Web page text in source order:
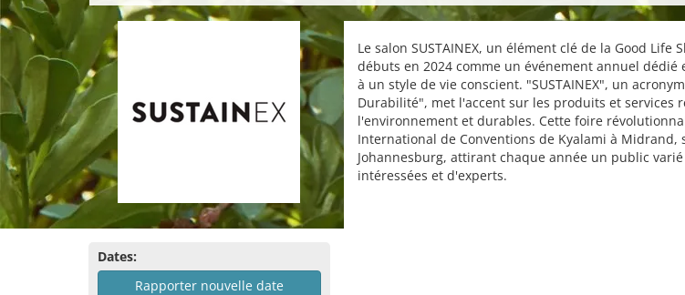
Dates:
Rapporter nouvelle date
Le salon SUSTAINEX, un élément clé de la Good Life
débuts en 2024 comme un événement annuel
à un style de vie conscient. "SUSTAINEX", un
Durabilité", met l'accent sur les produits et services
l'environnement et durables. Cette foire
International de Conventions de Kyalami à Midrand,
Johannesburg, attirant chaque année un public
intéressées et d'experts.